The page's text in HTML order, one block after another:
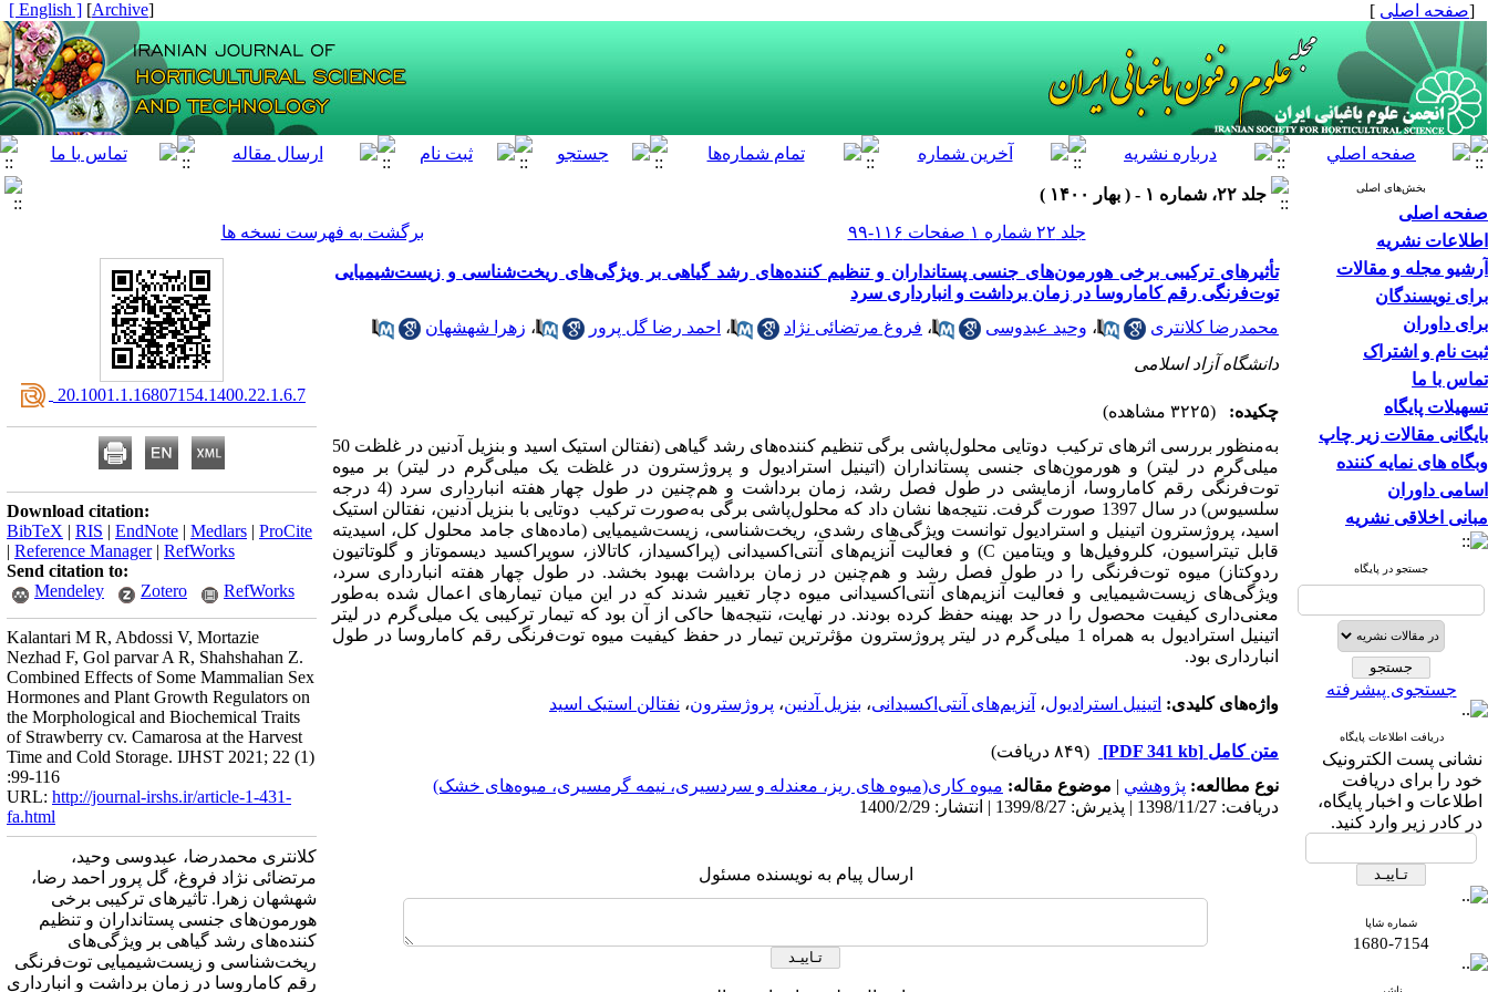
[صفحه اصلی ]
[
Archive
]
[ English ]
بخش‌های اصلی
صفحه اصلی
اطلاعات نشریه
آرشیو مجله و مقالات
برای نویسندگان
برای داوران
ثبت نام و اشتراک
تماس با ما
تسهیلات پایگاه
بایگانی مقالات زیر چاپ
وبگاه های نمایه کننده
اسامی داوران
مبانی اخلاقی نشریه
جستجو در پایگاه
جستجوی پیشرفته
دریافت اطلاعات پایگاه
نشانی پست الکترونیک
خود را برای دریافت
اطلاعات و اخبار پایگاه،
در کادر زیر وارد کنید.
شماره شاپا
1680-7154
جلد ۲۲، شماره ۱ - ( بهار ۱۴۰۰ )
جلد ۲۲ شماره ۱ صفحات ۱۱۶-۹۹
برگشت به فهرست نسخه ها
تأثیرهای ترکیبی برخی هورمون‌های جنسی پستانداران و تنظیم کننده‌‌های رشد گیاهی بر ویژگی‌های ریخت‌شناسی و زیست‌شیمیایی
توت‌فرنگی رقم کاماروسا در زمان برداشت و انبارداری سرد
محمدرضا کلانتری
، وحید عبدوسی ، فروغ مرتضائی نژاد ، احمد رضا گل پرور ، زهرا شهشهان
دانشگاه آزاد اسلامی
چکیده:
(۳۲۲۵ مشاهده)
به‌منظور بررسی اثرهای ترکیب دوتایی محلول‌پاشی برگی تنظیم کننده‌های رشد گیاهی (نفتالن استیک اسید و بنزیل آدنین در غلظت 50
میلی‌گرم در لیتر ) و هورمون‌های جنسی پستانداران (اتینیل استرادیول و پروژسترون در غلظت یک میلی‌گرم در لیتر) بر میوه
توت‌فرنگی رقم کاماروسا، آزمایشی در طول فصل رشد، زمان برداشت و هم‌چنین در طول چهار هفته انبارداری سرد (4 درجه
سلسیوس) در سال 1397 صورت گرفت. نتیجه‌ها نشان داد که محلول‌‌پاشی برگی به‌صورت ترکیب دوتایی با بنزیل آدنین، نفتالن استیک
اسید، پروژسترون اتینیل و استرادیول توانست ویژگی‌های رشدی، ریخت‌شناسی، زیست‌شیمیایی (ماده‌های جامد محلول کل، اسیدیته
قابل تیتراسیون، کلروفیل‌ها و ویتامین C) و فعالیت آنزیم‌های آنتی‌اکسیدانی (پراکسیداز، کاتالاز، سوپراکسید دیسموتاز و گلوتاتیون
ردوکتاز) میوه توت‌فرنگی را در طول فصل رشد و هم‌چنین در زمان برداشت بهبود بخشد. در طول چهار هفته انبارداری سرد،
ویژگی‌های زیست‌شیمیایی و فعالیت آنزیم‌های آنتی‌اکسیدانی میوه دچار تغییر شدند که در این میان تیمارهای اعمال شده به‌طور
معنی‌داری کیفیت محصول را در حد بهینه حفظ کرده بودند. در نهایت، نتیجه‌ها حاکی از آن بود که تیمار ترکیبی یک میلی‌گرم در لیتر
اتینیل استرادیول به‌ همراه 1 میلی‌گرم در لیتر پروژسترون مؤثرترین تیمار در حفظ کیفیت میوه
توت‌فرنگی رقم کاماروسادر طول
انبارداری بود.
واژه‌های کلیدی: اتینیل استرادیول، آنزیم‌های آنتی‌اکسیدانی، بنزیل آدنین، پروژسترون، نفتالن استیک اسید
متن کامل [PDF 341 kb]
(۸۴۹ دریافت)
نوع مطالعه: پژوهشي | موضوع مقاله: میوه کاری(میوه های ریز، معندله و سردسیری، نیمه گرمسیری، میوه‌های خشک)
دریافت: 1398/11/27 | پذیرش: 1399/8/27 | انتشار: 1400/2/29
ارسال پیام به نویسنده مسئول
‎ 20.1001.1.16807154.1400.22.1.6.7
Download citation:
BibTeX | RIS | EndNote | Medlars | ProCite
| Reference Manager| RefWorks
Send citation to:
Mendeley
Zotero RefWorks
Kalantari M R, Abdossi V, Mortazie
Nezhad F, Gol parvar A R, Shahshahan Z.
Combined Effects of Some Mammalian Sex
Hormones and Plant Growth Regulators on
the Morphological and Biochemical Traits
of Strawberry cv. Camarosa at the Harvest
Time and Cold Storage. IJHST 2021; 22 (1)
:99-116
URL: http://journal-irshs.ir/article-1-431-
fa.html
کلانتری محمدرضا، عبدوسی وحید،
مرتضائی نژاد فروغ، گل پرور احمد رضا،
شهشهان زهرا. تأثیرهای ترکیبی برخی
هورمون‌های جنسی پستانداران و تنظیم
کننده‌‌های رشد گیاهی بر ویژگی‌های
ریخت‌شناسی و زیست‌شیمیایی توت‌فرنگی
رقم کاماروسا در زمان برداشت و انبارداری